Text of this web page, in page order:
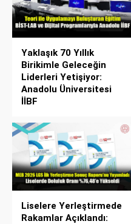
Yaklaşık 70 Yıllık
Birikimle Geleceğin
Liderleri Yetişiyor:
Anadolu Üniversitesi
İİBF
Liselere Yerleştirmede
Rakamlar Açıklandı: